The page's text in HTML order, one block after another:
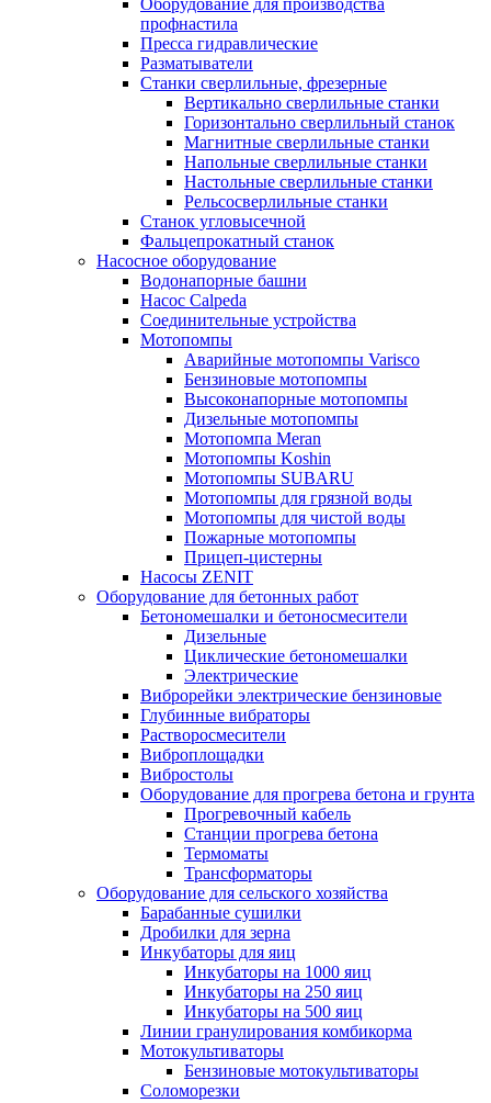
Оборудование для производства
профнастила
Пресса гидравлические
Разматыватели
Станки сверлильные, фрезерные
Вертикально сверлильные станки
Горизонтально сверлильный станок
Магнитные сверлильные станки
Напольные сверлильные станки
Настольные сверлильные станки
Рельсосверлильные станки
Станок угловысечной
Фальцепрокатный станок
Насосное оборудование
Водонапорные башни
Насос Calpeda
Соединительные устройства
Мотопомпы
Аварийные мотопомпы Varisco
Бензиновые мотопомпы
Высоконапорные мотопомпы
Дизельные мотопомпы
Мотопомпа Meran
Мотопомпы Koshin
Мотопомпы SUBARU
Мотопомпы для грязной воды
Мотопомпы для чистой воды
Пожарные мотопомпы
Прицеп-цистерны
Насосы ZENIT
Оборудование для бетонных работ
Бетономешалки и бетоносмесители
Дизельные
Циклические бетономешалки
Электрические
Виброрейки электрические бензиновые
Глубинные вибраторы
Растворосмесители
Виброплощадки
Вибростолы
Оборудование для прогрева бетона и грунта
Прогревочный кабель
Станции прогрева бетона
Термоматы
Трансформаторы
Оборудование для сельского хозяйства
Барабанные сушилки
Дробилки для зерна
Инкубаторы для яиц
Инкубаторы на 1000 яиц
Инкубаторы на 250 яиц
Инкубаторы на 500 яиц
Линии гранулирования комбикорма
Мотокультиваторы
Бензиновые мотокультиваторы
Соломорезки